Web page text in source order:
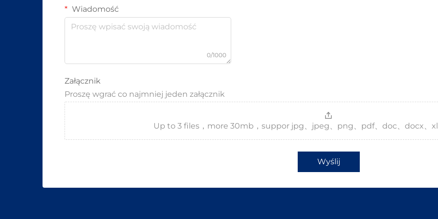
Wiadomość
0/1000
Załącznik
Proszę wgrać co najmniej jeden załącznik
Up to 3 files，more 30mb，suppor jpg、jpeg、png、pdf、doc、docx、
Wyślij